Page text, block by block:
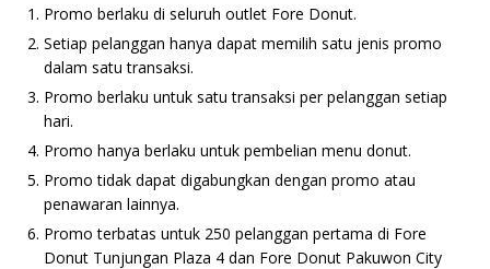
Promo berlaku di seluruh outlet Fore Donut.
Setiap pelanggan hanya dapat memilih satu jenis promo
dalam satu transaksi.
Promo berlaku untuk satu transaksi per pelanggan setiap
hari.
Promo hanya berlaku untuk pembelian menu donut.
Promo tidak dapat digabungkan dengan promo atau
penawaran lainnya.
Promo terbatas untuk 250 pelanggan pertama di Fore
Donut Tunjungan Plaza 4 dan Fore Donut Pakuwon City